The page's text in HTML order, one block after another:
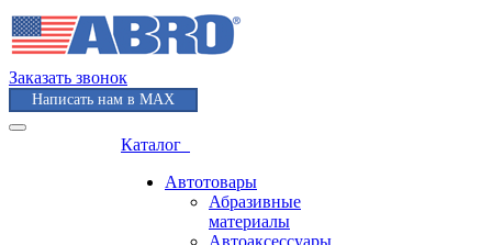
Заказать звонок
Написать нам в MAX
Каталог
Автотовары
Абразивные
материалы
Автоаксессуары